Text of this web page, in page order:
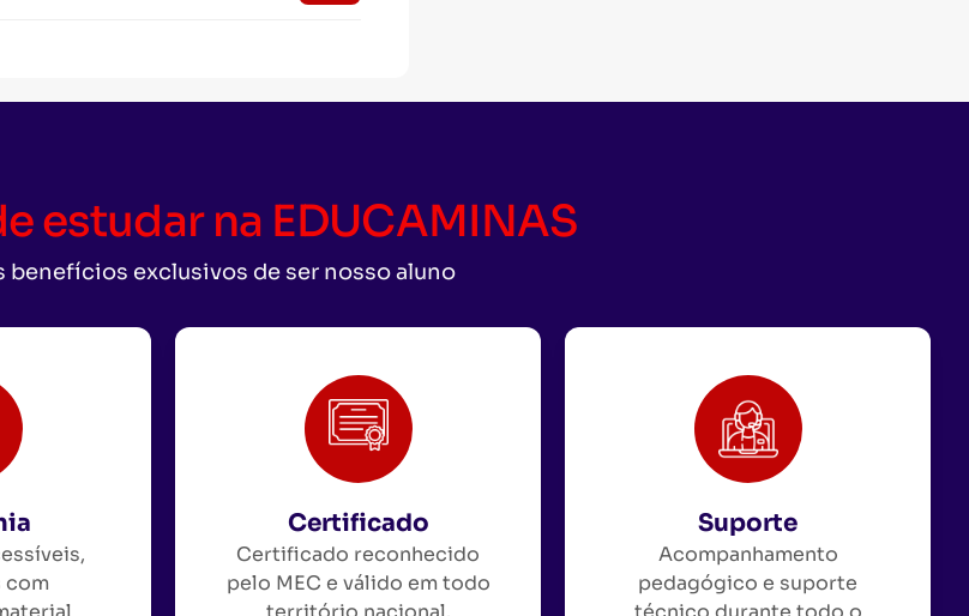
estudar na EDUCAMINAS
benefícios exclusivos de ser nosso aluno
com
Certificado
Certificado reconhecido
pelo MEC e válido em todo
Suporte
Acompanhamento
pedagógico e suporte